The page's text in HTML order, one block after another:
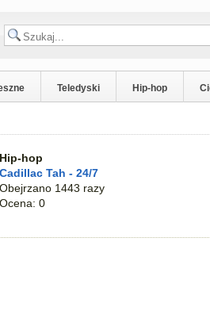
Teledyski Hip-hop
Hip-hop
Cadillac Tah - 24/7
Obejrzano 1443 razy
Ocena: 0